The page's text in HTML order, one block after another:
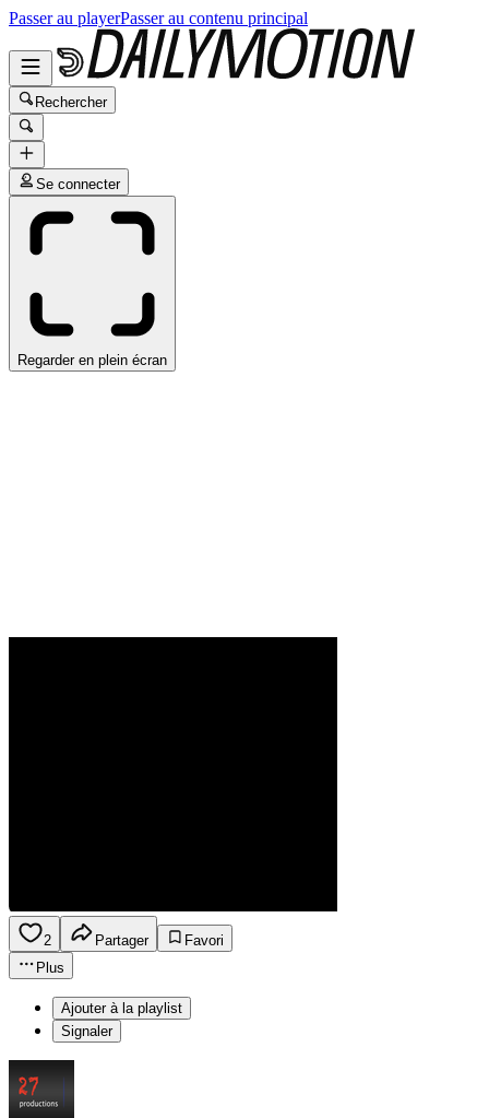
Passer au playerPasser au contenu principal
Rechercher
Se connecter
Regarder en plein écran
2 Partager
Favori
Plus
Ajouter à la playlist
Signaler